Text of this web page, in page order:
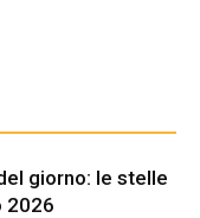
giorno: le stelle
2026